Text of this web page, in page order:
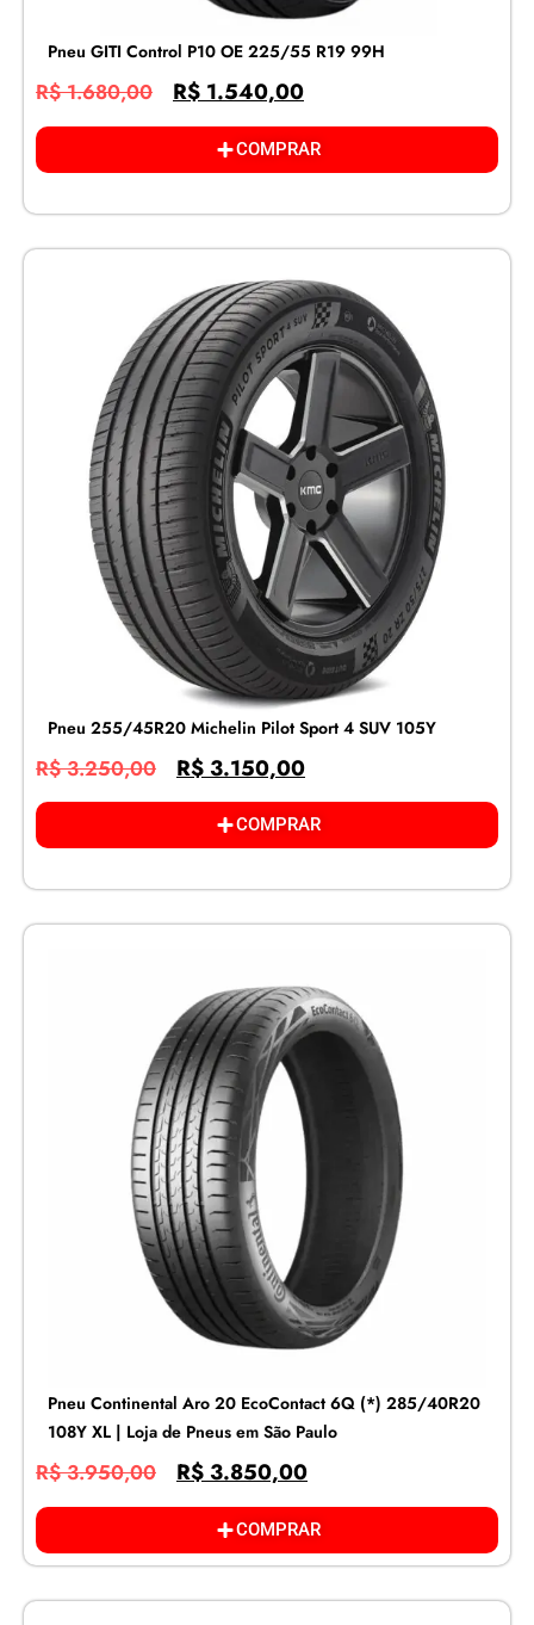
Pneu GITI Control P10 OE 225/55 R19 99H
R$1.680,00 R$1.540,00
COMPRAR
Pneu 255/45R20 Michelin Pilot Sport 4 SUV 105Y
R$3.250,00 R$ 3.150,00
COMPRAR
Pneu Continental Aro 20 EcoContact 6Q (*) 285/40R20
108Y XL | Loja de Pneus em São Paulo
R$3.950,00 R$ 3.850,00
COMPRAR